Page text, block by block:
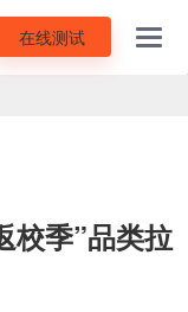
在线测试
校季”品类拉